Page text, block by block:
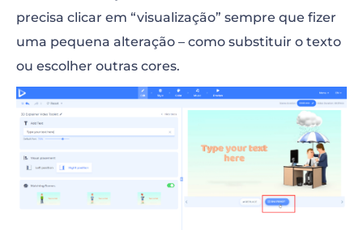
precisa clicar em “visualização” sempre que fizer
uma pequena alteração – como substituir o texto
ou escolher outras cores.